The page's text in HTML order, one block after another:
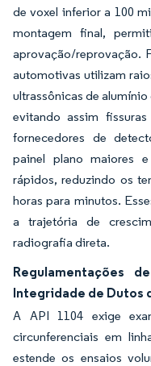
de voxel inferior a 100
montagem final,
aprovação/reprovação.
automotivas utilizam
ultrassônicas de
evitando assim
fornecedores de
painel plano maiores
rápidos, reduzindo os
horas para minutos.
a trajetória de
radiografia direta.
Regulamentações
Integridade de Dutos
A API 1104 exige
circunferenciais em
estende os ensaios